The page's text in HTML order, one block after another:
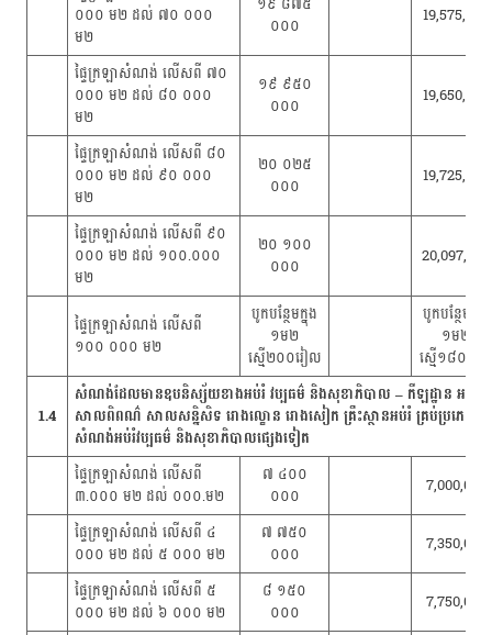
០០០ ម២ ដល់ ៧០ ០០០
ម២
០០០
19,575,000
ផ្ទៃក្រឡាសំណង់ លើសពី ៧០
០០០ ម២ ដល់ ៨០ ០០០
ម២
១៩ ៩៥០
០០០
19,650,000
ផ្ទៃក្រឡាសំណង់ លើសពី ៨០
០០០ ម២ ដល់ ៩០ ០០០
ម២
២០ ០២៥
០០០
19,725,000
ផ្ទៃក្រឡាសំណង់ លើសពី ៩០
០០០ ម២ ដល់ ១០០.០០០
ម២
២០ ១០០
០០០
20,097,000
ផ្ទៃក្រឡាសំណង់ លើសពី
១០០ ០០០ ម២
បូកបន្ថែមក្នុង
១ម២
ស្មើ២០០រៀល
បូកបន្ថែមក្នុង
១ម២
ស្មើ១៨០រៀល
1.4
សំណង់ដែលមានឧបនិស្ស័យខាងអប់រំ វប្បធម៌ និងសុខាភិបាល – កីឡដ្ឋាន អគា
សាលពិពណ៌ សាលសន្និសិទ រោងល្ខោន រោងសៀក គ្រឹះស្ថានអប់រំ គ្រប់ប្រភេទ ម
សំណង់អប់រំវប្បធម៌ និងសុខាភិបាលផ្សេងទៀត
ផ្ទៃក្រឡាសំណង់ លើសពី
៣.០០០ ម២ ដល់ ០០០.ម២
៧ ៤០០
០០០
7,000,000
ផ្ទៃក្រឡាសំណង់ លើសពី ៤
០០០ ម២ ដល់ ៥ ០០០ ម២
៧ ៧៥០
០០០
7,350,000
ផ្ទៃក្រឡាសំណង់ លើសពី ៥
០០០ ម២ ដល់ ៦ ០០០ ម២
៨ ១៥០
០០០
7,750,000